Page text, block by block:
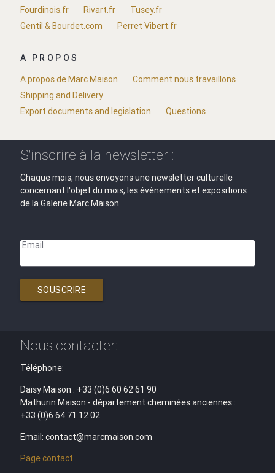
Fourdinois.fr
Rivart.fr
Tusey.fr
Gentil & Bourdet.com
Perret Vibert.fr
A PROPOS
A propos de Marc Maison
Comment nous travaillons
Shipping and Delivery
Export documents and legislation
Questions
S'inscrire à la newsletter :
Chaque mois, nous envoyons une newsletter culturelle
concernant l'objet du mois, les évènements et expositions
de la Galerie Marc Maison.
Email
SOUSCRIRE
Nous contacter:
Téléphone:
Daisy Maison : +33 (0)6 60 62 61 90
Mathurin Maison - département cheminées anciennes :
+33 (0)6 64 71 12 02
Email: contact@marcmaison.com
Page contact